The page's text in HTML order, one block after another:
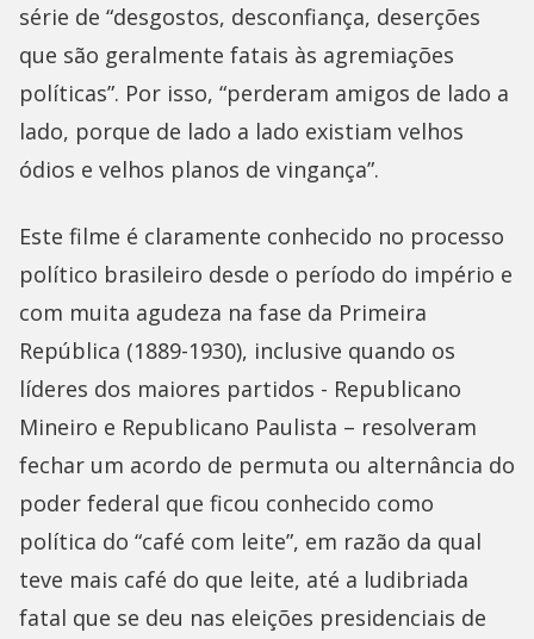
série de “desgostos, desconfiança, deserções
que são geralmente fatais às agremiações
políticas”. Por isso, “perderam amigos de lado a
lado, porque de lado a lado existiam velhos
ódios e velhos planos de vingança”.
Este filme é claramente conhecido no processo
político brasileiro desde o período do império e
com muita agudeza na fase da Primeira
República (1889-1930), inclusive quando os
líderes dos maiores partidos - Republicano
Mineiro e Republicano Paulista – resolveram
fechar um acordo de permuta ou alternância do
poder federal que ficou conhecido como
política do “café com leite”, em razão da qual
teve mais café do que leite, até a ludibriada
fatal que se deu nas eleições presidenciais de